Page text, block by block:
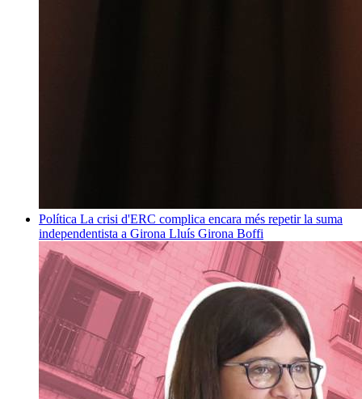
Política La crisi d'ERC complica encara més repetir la suma
independentista a Girona Lluís Girona Boffi